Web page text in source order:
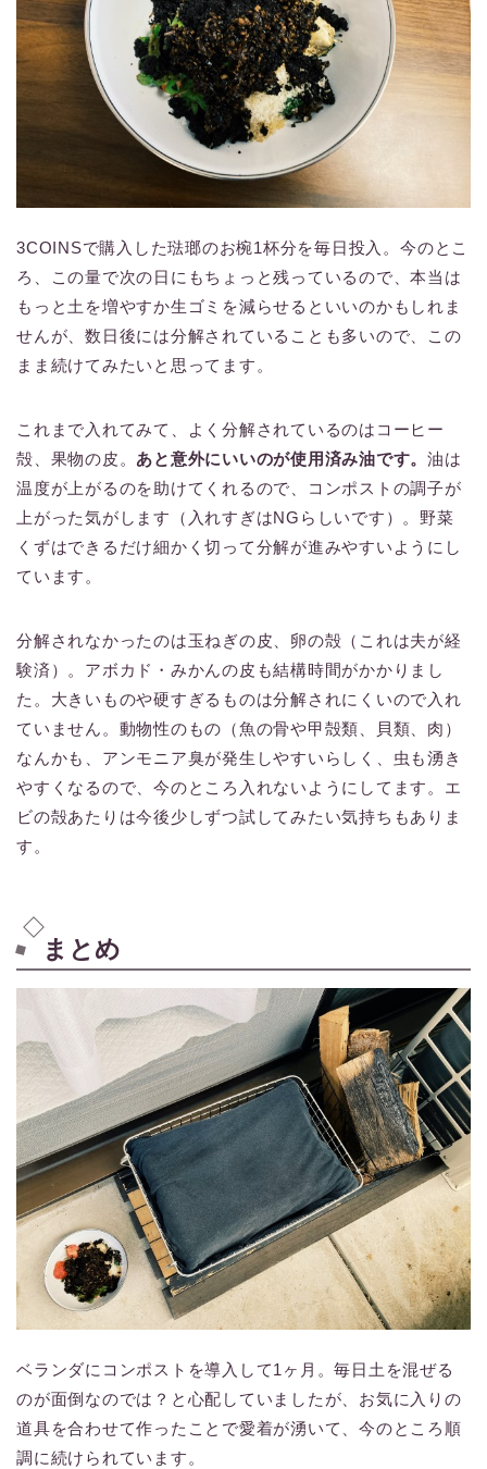
3COINSで購入した琺瑯のお椀1杯分を毎日投入。今のとこ
ろ、この量で次の日にもちょっと残っているので、本当は
もっと土を増やすか生ゴミを減らせるといいのかもしれま
せんが、数日後には分解されていることも多いので、この
まま続けてみたいと思ってます。
これまで入れてみて、よく分解されているのはコーヒー
殻、果物の皮。 あと意外にいいのが使用済み油です。油は
温度が上がるのを助けてくれるので、コンポストの調子が
上がった気がします（入れすぎはNGらしいです）。野菜
くずはできるだけ細かく切って分解が進みやすいようにし
ています。
分解されなかったのは玉ねぎの皮、卵の殻（これは夫が経
験済）。アボカド・みかんの皮も結構時間がかかりまし
た。大きいものや硬すぎるものは分解されにくいので入れ
ていません。動物性のもの（魚の骨や甲殻類、貝類、肉）
なんかも、アンモニア臭が発生しやすいらしく、虫も湧き
やすくなるので、今のところ入れないようにしてます。エ
ビの殻あたりは今後少しずつ試してみたい気持ちもありま
す。
まとめ
ベランダにコンポストを導入して1ヶ月。毎日土を混ぜる
のが面倒なのでは？と心配していましたが、お気に入りの
道具を合わせて作ったことで愛着が湧いて、今のところ順
調に続けられています。